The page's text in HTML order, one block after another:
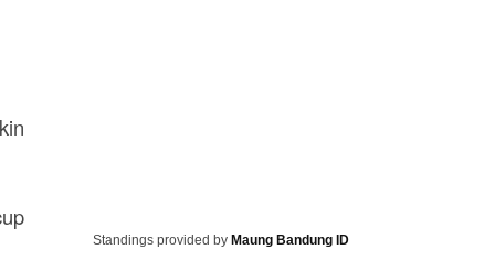
Standings provided by Maung Bandung ID